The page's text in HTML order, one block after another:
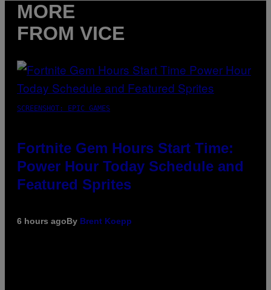
MORE
FROM VICE
SCREENSHOT: EPIC GAMES
Fortnite Gem Hours Start Time:
Power Hour Today Schedule and
Featured Sprites
6 hours agoBy Brent Koepp